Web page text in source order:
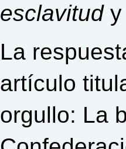
esclavitudy
La
artículo
orgullo: La